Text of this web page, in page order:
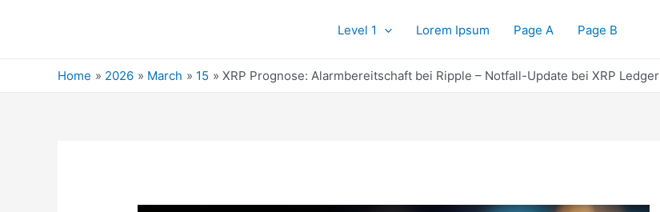
Level 1 Lorem Ipsum Page A Page B
Home 2026 March 15 XRP Prognose: Alarmbereitschaft bei Ripple – Notfall-Update bei XRP Ledger